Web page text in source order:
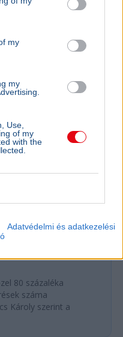
my
my
Use,
of my
with the
Adatvédelmi és adatkezelési
rendszer:
80 százaléka
száma
Károly szerint a
GAZDASÁG
Az Amundi